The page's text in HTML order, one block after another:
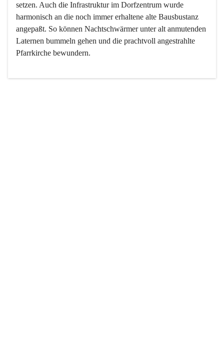
setzen. Auch die Infrastruktur im Dorfzentrum wurde
harmonisch an die noch immer erhaltene alte Bausbustanz
angepaßt. So können Nachtschwärmer unter alt anmutenden
Laternen bummeln gehen und die prachtvoll angestrahlte
Pfarrkirche bewundern.
Der Weinbau dominert heute nicht mehr, ist aber integrativer